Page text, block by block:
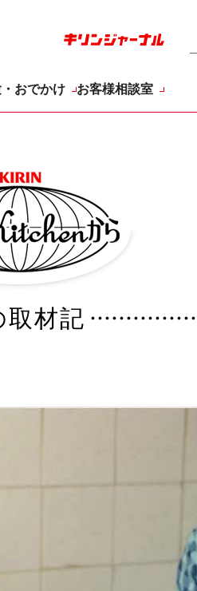
おでかけ お客様相談室
取材記